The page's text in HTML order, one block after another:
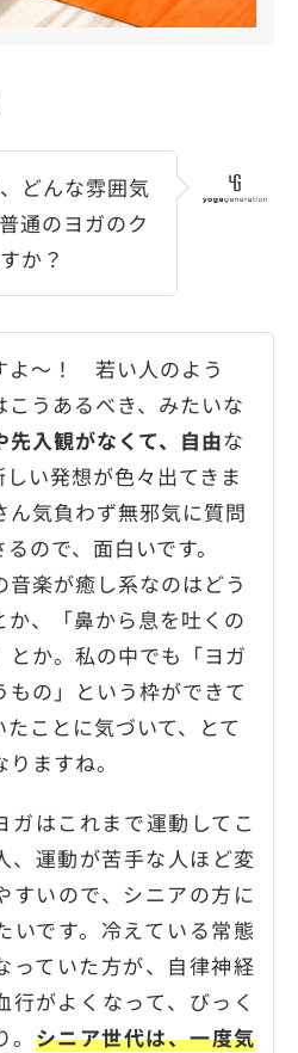
どんな雰囲気
通のヨガのク
か？
よ～！ 若い人のよう
こうあるべき、みたいな
先入観がなくて、自由な
しい発想が色々出てきま
ん気負わず無邪気に質問
ので、面白いです。
音楽が癒し系なのはどう
か、「鼻から息を吐くの
とか。私の中でも「ヨガ
もの」という枠ができて
たことに気づいて、とて
ますね。
ガはこれまで運動してこ
、運動が苦手な人ほど変
すいので、シニアの方に
いです。冷えている常態
っていた方が、自律神経
行がよくなって、びっく
シニア世代は、一度気